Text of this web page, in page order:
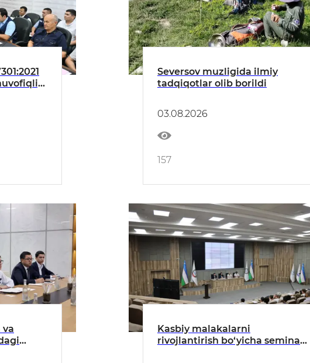
Seversov muzligida ilmiy
tadqiqotlar olib borildi
03.08.2026
157
va
Kasbiy malakalarni
rivojlantirish bo‘yicha seminar-